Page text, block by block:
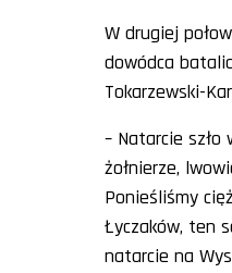
W drugiej
dowódca
Tokarzewski-
– Natarcie szło
żołnierze,
Ponieśliśmy
Łyczaków, ten
natarcie na